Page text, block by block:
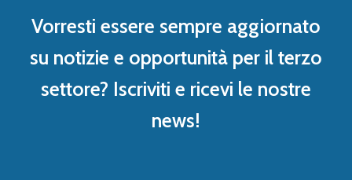
Vorresti essere sempre aggiornato
su notizie e opportunità per il terzo
settore? Iscriviti e ricevi le nostre
news!